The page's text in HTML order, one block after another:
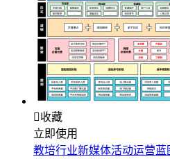
收藏
立即使用
教培行业新媒体活动运营蓝